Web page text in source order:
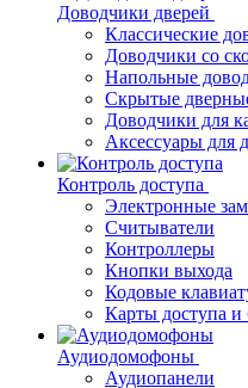
Доводчики дверей
Классические
Доводчики со
Напольные
Скрытые
Доводчики для
Аксессуары для
Контроль доступа
Электронные
Считыватели
Контроллеры
Кнопки выхода
Кодовые
Карты доступа и
Аудиодомофоны
Аудиопанели